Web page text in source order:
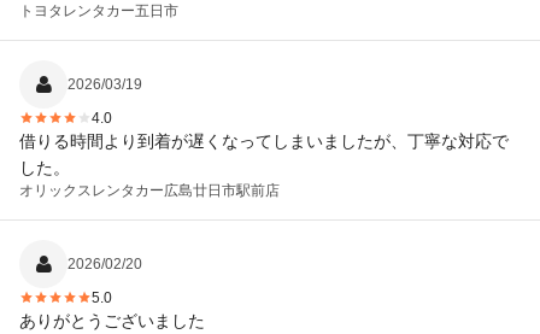
トヨタレンタカー五日市
2026/03/19
4.0
借りる時間より到着が遅くなってしまいましたが、丁寧な対応で
した。
オリックスレンタカー広島廿日市駅前店
2026/02/20
5.0
ありがとうございました